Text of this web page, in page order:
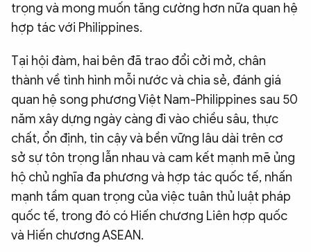
trọng và mong muốn tăng cường hơn nữa quan hệ
hợp tác với Philippines.
Tại hội đàm, hai bên đã trao đổi cởi mở, chân
thành về tình hình mỗi nước và chia sẻ, đánh giá
quan hệ song phương Việt Nam-Philippines sau 50
năm xây dựng ngày càng đi vào chiều sâu, thực
chất, ổn định, tin cậy và bền vững lâu dài trên cơ
sở sự tôn trọng lẫn nhau và cam kết mạnh mẽ ủng
hộ chủ nghĩa đa phương và hợp tác quốc tế, nhấn
mạnh tầm quan trọng của việc tuân thủ luật pháp
quốc tế, trong đó có Hiến chương Liên hợp quốc
và Hiến chương ASEAN.